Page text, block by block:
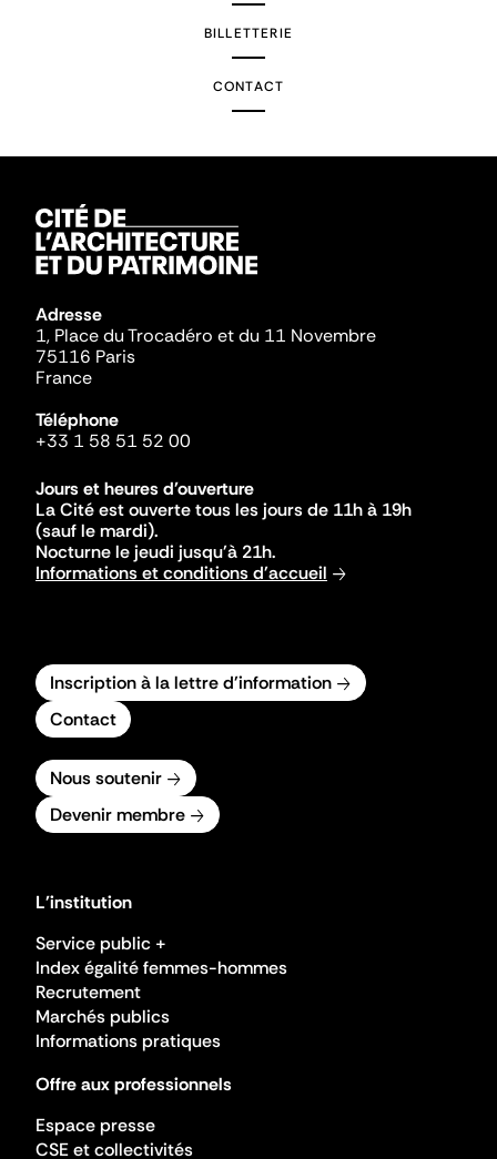
BILLETTERIE
CONTACT
Adresse
1, Place du Trocadéro et du 11 Novembre
75116 Paris
France
Téléphone
+33 1 58 51 52 00
Jours et heures d'ouverture
La Cité est ouverte tous les jours de 11h à 19h
(sauf le mardi).
Nocturne le jeudi jusqu'à 21h.
Informations et conditions d'accueil
Inscription à la lettre d'information
Contact
Nous soutenir
Devenir membre
L'institution
Service public +
Index égalité femmes-hommes
Recrutement
Marchés publics
Informations pratiques
Offre aux professionnels
Espace presse
CSE et collectivités